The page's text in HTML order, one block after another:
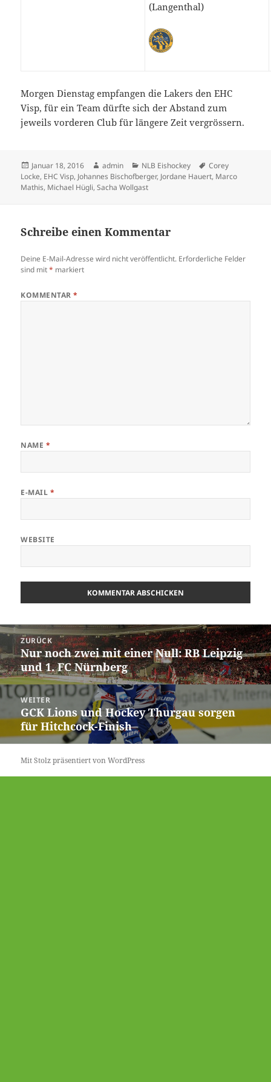
(Langenthal)
Morgen Dienstag empfangen die Lakers den EHC
Visp, für ein Team dürfte sich der Abstand zum
jeweils vorderen Club für längere Zeit vergrössern.
Veröffentlicht
am
Januar 18, 2016 Autor
admin Kategorien
NLB Eishockey Schlagwörter
Corey
Locke, EHC Visp, Johannes Bischofberger, Jordane Hauert, Marco
Mathis, Michael Hügli,Sacha Wollgast
Schreibe einen Kommentar
Deine E-Mail-Adresse wird nicht veröffentlicht. Erforderliche Felder
sind mit* markiert
KOMMENTAR*
NAME *
E-MAIL *
WEBSITE
Beitrags-
Navigation
ZURÜCK
Vorheriger
Beitrag:
Nur noch zwei mit einer Null: RB Leipzig
und 1. FC Nürnberg
WEITER
Nächster
Beitrag:
GCK Lions und Hockey Thurgau sorgen
für Hitchcock-Finish
Mit Stolz präsentiert von WordPress